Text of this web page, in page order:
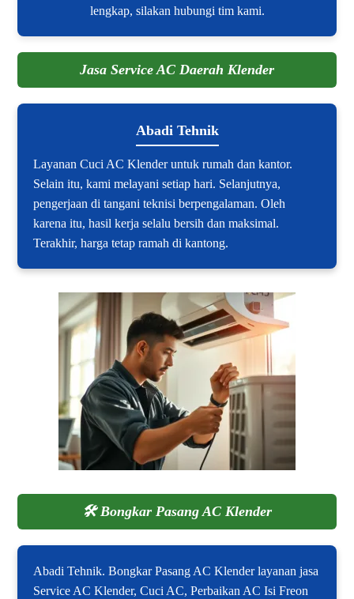
lengkap, silakan hubungi tim kami.
Jasa Service AC Daerah Klender
Abadi Tehnik
Layanan Cuci AC Klender untuk rumah dan kantor.
Selain itu, kami melayani setiap hari. Selanjutnya,
pengerjaan di tangani teknisi berpengalaman. Oleh
karena itu, hasil kerja selalu bersih dan maksimal.
Terakhir, harga tetap ramah di kantong.
🛠️Bongkar Pasang AC Klender
Abadi Tehnik. Bongkar Pasang AC Klender layanan jasa
Service AC Klender, Cuci AC, Perbaikan AC Isi Freon